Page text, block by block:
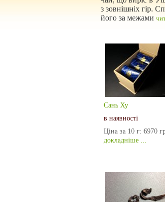
з зовнішніх гір.
його за межами
Сань Ху
в наявності
Ціна за 10 г: 6970
докладніше ...